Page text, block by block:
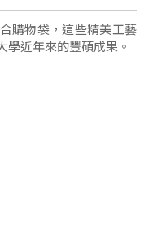
購物袋，這些精美工藝
學近年來的豐碩成果。